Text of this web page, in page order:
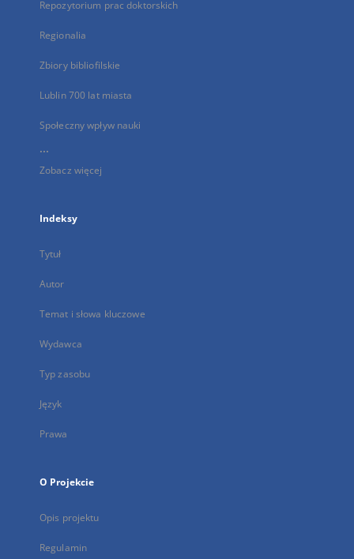
Repozytorium prac doktorskich
Regionalia
Zbiory bibliofilskie
Lublin 700 lat miasta
Społeczny wpływ nauki
...
Zobacz więcej
Indeksy
Tytuł
Autor
Temat i słowa kluczowe
Wydawca
Typ zasobu
Język
Prawa
O Projekcie
Opis projektu
Regulamin